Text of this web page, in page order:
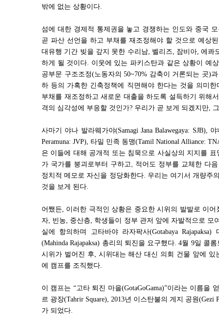
밖에 없는 상황이다.
섬에 대한 경제적 통제권을 놓고 경쟁하는 인도와 중국
곧 파산 선언을 하고 부채를 재조정해야 할 것으로 예상
대유행 기간 빚을 갚지 못한 수리남, 벨리즈, 잠비아,에콰
하게 될 것이다. 이웃에 있는 파키스탄과 같은 상황이 예
공부문 구조조정(노동자의50~70% 감축이 거론되는 곳)
하 등의 가혹한 긴축정책에 직면해야 한다는 것을 의미한
부채를 재조정하고 새로운 대출을 하도록 설득하기 위해
격의 심각성에 부응할 것인가? 우리가 곧 보게 되겠지만,
사마기 야나 발라웨가야(Samagi Jana Balawegaya: SJB), 야
Peramuna: JVP), 타밀 민족 동맹(Tamil National Alliance:
은 이들에 대해 공개적 또는 침묵으로 사실상의 지지를 표
가 국가를 붕괴로부터 구하고, 적어도 정부를 교체한 다음
정치적 메모로 자신을 정당화한다. 우리는 여기서 개량주
것을 보게 된다.
어쨌든, 이러한 극적인 상황은 중요한 시위의 발발로 이어
자, 빈농, 중산층, 학생들이 정부 관저 앞에 자발적으로 모
실에 항의하며 고타바야 라자팍사(Gotabaya Rajapaksa)
(Mahinda Rajapaksa) 총리의 퇴진을 요구했다. 4월 9일 콜롬
시위가 벌어진 후, 시위대는 해산 대신 의회 건물 앞에 있
에 캠프를 조직했다.
이 캠프는 “고타 퇴진 마을(GotaGoGama)”이라는 이름을
르 광장(Tahrir Square), 2013년 이스탄불의 게지 공원(Gezi
가 되었다.